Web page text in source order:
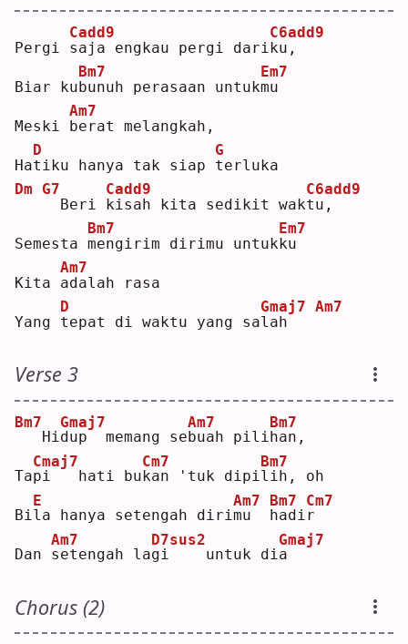
Pergi s
Cadd9
aja engkau pergi dari k
C6add9
u,
Biar kub
Bm7
unuh perasaan untukm
Em7
u
Meski b
Am7
erat melangkah,
Hat
D
iku hanya tak siap t
G
erluka
Dm
G7
Beri k
Cadd9
isah kita sedikit wakt
C6add9
u,
Semesta m
Bm7
engirim dirimu untukk
Em7
u
Kita a
Am7
dalah rasa
Yang t
D
epat di waktu yang sal
Gmaj7
ah
Am7
Verse 3
Bm7
  Hi
d
Gmaj7
up  memang seb
Am7
uah pilih
Bm7
an,
Tap
Cmaj7
i   hati buk
Cm7
an 'tuk dipil
Bm7
ih, oh
Bil
E
a hanya setengah dirim
Am7
u h
Bm7
adir
Cm7
Dan s
Am7
etengah lag
D7sus2
i    untuk dia
Gmaj7
Chorus (2)